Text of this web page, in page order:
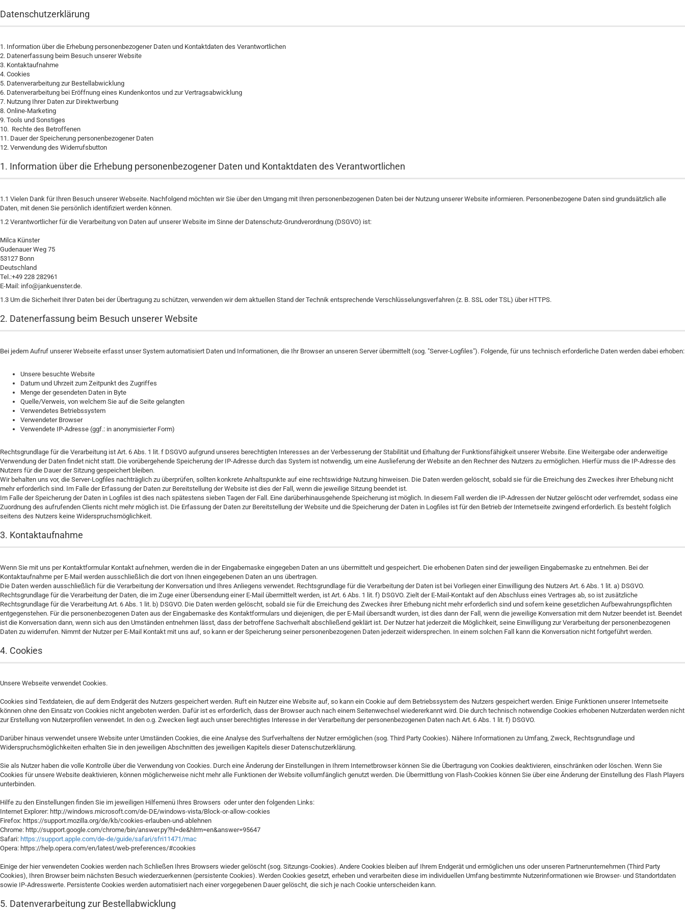
Datenschutzerklärung
1. Information über die Erhebung personenbezogener Daten und Kontaktdaten des Verantwortlichen
2. Datenerfassung beim Besuch unserer Website
3. Kontaktaufnahme
4. Cookies
5. Datenverarbeitung zur Bestellabwicklung
6. Datenverarbeitung bei Eröffnung eines Kundenkontos und zur Vertragsabwicklung
7. Nutzung Ihrer Daten zur Direktwerbung
8. Online-Marketing
9. Tools und Sonstiges
10. Rechte des Betroffenen
11. Dauer der Speicherung personenbezogener Daten
12. Verwendung des Widerrufsbutton
1. Information über die Erhebung personenbezogener Daten und Kontaktdaten des Verantwortlichen
1.1 Vielen Dank für Ihren Besuch unserer Webseite. Nachfolgend möchten wir Sie über den Umgang mit Ihren personenbezogenen Daten bei der Nutzung unserer Website informieren. Personenbezogene Daten sind grundsätzlich alle
Daten, mit denen Sie persönlich identifiziert werden können.
1.2 Verantwortlicher für die Verarbeitung von Daten auf unserer Website im Sinne der Datenschutz-Grundverordnung (DSGVO) ist:
Milca Künster
Gudenauer Weg 75
53127 Bonn
Deutschland
Tel.:+49 228 282961
E-Mail: info@jankuenster.de.
1.3 Um die Sicherheit Ihrer Daten bei der Übertragung zu schützen, verwenden wir dem aktuellen Stand der Technik entsprechende Verschlüsselungsverfahren (z. B. SSL oder TSL) über HTTPS.
2. Datenerfassung beim Besuch unserer Website
Bei jedem Aufruf unserer Webseite erfasst unser System automatisiert Daten und Informationen, die Ihr Browser an unseren Server übermittelt (sog. "Server-Logfiles"). Folgende, für uns technisch erforderliche Daten werden dabei erhoben:
Unsere besuchte Website
Datum und Uhrzeit zum Zeitpunkt des Zugriffes
Menge der gesendeten Daten in Byte
Quelle/Verweis, von welchem Sie auf die Seite gelangten
Verwendetes Betriebssystem
Verwendeter Browser
Verwendete IP-Adresse (ggf.: in anonymisierter Form)
Rechtsgrundlage für die Verarbeitung ist Art. 6 Abs. 1 lit. f DSGVO aufgrund unseres berechtigten Interesses an der Verbesserung der Stabilität und Erhaltung der Funktionsfähigkeit unserer Website. Eine Weitergabe oder anderweitige
Verwendung der Daten findet nicht statt. Die vorübergehende Speicherung der IP-Adresse durch das System ist notwendig, um eine Auslieferung der Website an den Rechner des Nutzers zu ermöglichen. Hierfür muss die IP-Adresse des
Nutzers für die Dauer der Sitzung gespeichert bleiben.
Wir behalten uns vor, die Server-Logfiles nachträglich zu überprüfen, sollten konkrete Anhaltspunkte auf eine rechtswidrige Nutzung hinweisen. Die Daten werden gelöscht, sobald sie für die Erreichung des Zweckes ihrer Erhebung nicht
mehr erforderlich sind. Im Falle der Erfassung der Daten zur Bereitstellung der Website ist dies der Fall, wenn die jeweilige Sitzung beendet ist.
Im Falle der Speicherung der Daten in Logfiles ist dies nach spätestens sieben Tagen der Fall. Eine darüberhinausgehende Speicherung ist möglich. In diesem Fall werden die IP-Adressen der Nutzer gelöscht oder verfremdet, sodass eine
Zuordnung des aufrufenden Clients nicht mehr möglich ist. Die Erfassung der Daten zur Bereitstellung der Website und die Speicherung der Daten in Logfiles ist für den Betrieb der Internetseite zwingend erforderlich. Es besteht folglich
seitens des Nutzers keine Widerspruchsmöglichkeit.
3. Kontaktaufnahme
Wenn Sie mit uns per Kontaktformular Kontakt aufnehmen, werden die in der Eingabemaske eingegeben Daten an uns übermittelt und gespeichert. Die erhobenen Daten sind der jeweiligen Eingabemaske zu entnehmen. Bei der
Kontaktaufnahme per E-Mail werden ausschließlich die dort von Ihnen eingegebenen Daten an uns übertragen.
Die Daten werden ausschließlich für die Verarbeitung der Konversation und Ihres Anliegens verwendet. Rechtsgrundlage für die Verarbeitung der Daten ist bei Vorliegen einer Einwilligung des Nutzers Art. 6 Abs. 1 lit. a) DSGVO.
Rechtsgrundlage für die Verarbeitung der Daten, die im Zuge einer Übersendung einer E-Mail übermittelt werden, ist Art. 6 Abs. 1 lit. f) DSGVO. Zielt der E-Mail-Kontakt auf den Abschluss eines Vertrages ab, so ist zusätzliche
Rechtsgrundlage für die Verarbeitung Art. 6 Abs. 1 lit. b) DSGVO. Die Daten werden gelöscht, sobald sie für die Erreichung des Zweckes ihrer Erhebung nicht mehr erforderlich sind und sofern keine gesetzlichen Aufbewahrungspflichten
entgegenstehen. Für die personenbezogenen Daten aus der Eingabemaske des Kontaktformulars und diejenigen, die per E-Mail übersandt wurden, ist dies dann der Fall, wenn die jeweilige Konversation mit dem Nutzer beendet ist. Beendet
ist die Konversation dann, wenn sich aus den Umständen entnehmen lässt, dass der betroffene Sachverhalt abschließend geklärt ist. Der Nutzer hat jederzeit die Möglichkeit, seine Einwilligung zur Verarbeitung der personenbezogenen
Daten zu widerrufen. Nimmt der Nutzer per E-Mail Kontakt mit uns auf, so kann er der Speicherung seiner personenbezogenen Daten jederzeit widersprechen. In einem solchen Fall kann die Konversation nicht fortgeführt werden.
4. Cookies
Unsere Webseite verwendet Cookies.
Cookies sind Textdateien, die auf dem Endgerät des Nutzers gespeichert werden. Ruft ein Nutzer eine Website auf, so kann ein Cookie auf dem Betriebssystem des Nutzers gespeichert werden. Einige Funktionen unserer Internetseite
können ohne den Einsatz von Cookies nicht angeboten werden. Dafür ist es erforderlich, dass der Browser auch nach einem Seitenwechsel wiedererkannt wird. Die durch technisch notwendige Cookies erhobenen Nutzerdaten werden nicht
zur Erstellung von Nutzerprofilen verwendet. In den o.g. Zwecken liegt auch unser berechtigtes Interesse in der Verarbeitung der personenbezogenen Daten nach Art. 6 Abs. 1 lit. f) DSGVO.
Darüber hinaus verwendet unsere Website unter Umständen Cookies, die eine Analyse des Surfverhaltens der Nutzer ermöglichen (sog. Third Party Cookies). Nähere Informationen zu Umfang, Zweck, Rechtsgrundlage und
Widerspruchsmöglichkeiten erhalten Sie in den jeweiligen Abschnitten des jeweiligen Kapitels dieser Datenschutzerklärung.
Sie als Nutzer haben die volle Kontrolle über die Verwendung von Cookies. Durch eine Änderung der Einstellungen in Ihrem Internetbrowser können Sie die Übertragung von Cookies deaktivieren, einschränken oder löschen. Wenn Sie
Cookies für unsere Website deaktivieren, können möglicherweise nicht mehr alle Funktionen der Website vollumfänglich genutzt werden. Die Übermittlung von Flash-Cookies können Sie über eine Änderung der Einstellung des Flash Players
unterbinden.
Hilfe zu den Einstellungen finden Sie im jeweiligen Hilfemenü Ihres Browsers oder unter den folgenden Links:
Internet Explorer: http://windows.microsoft.com/de-DE/windows-vista/Block-or-allow-cookies
Firefox: https://support.mozilla.org/de/kb/cookies-erlauben-und-ablehnen
Chrome: http://support.google.com/chrome/bin/answer.py?hl=de&hlrm=en&answer=95647
Safari: https://support.apple.com/de-de/guide/safari/sfri11471/mac
Opera: https://help.opera.com/en/latest/web-preferences/#cookies
Einige der hier verwendeten Cookies werden nach Schließen Ihres Browsers wieder gelöscht (sog. Sitzungs-Cookies). Andere Cookies bleiben auf Ihrem Endgerät und ermöglichen uns oder unseren Partnerunternehmen (Third Party
Cookies), Ihren Browser beim nächsten Besuch wiederzuerkennen (persistente Cookies). Werden Cookies gesetzt, erheben und verarbeiten diese im individuellen Umfang bestimmte Nutzerinformationen wie Browser- und Standortdaten
sowie IP-Adresswerte. Persistente Cookies werden automatisiert nach einer vorgegebenen Dauer gelöscht, die sich je nach Cookie unterscheiden kann.
5. Datenverarbeitung zur Bestellabwicklung